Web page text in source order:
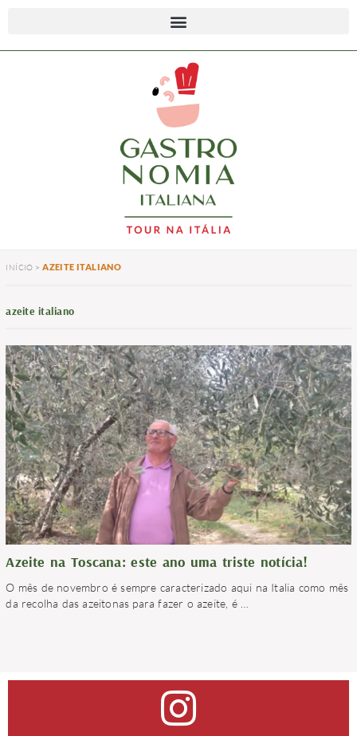
INÍCIO >AZEITE ITALIANO
azeite italiano
Azeite na Toscana: este ano uma triste notícia!
O mês de novembro é sempre caracterizado aqui na Italia como mês
da recolha das azeitonas para fazer o azeite, é